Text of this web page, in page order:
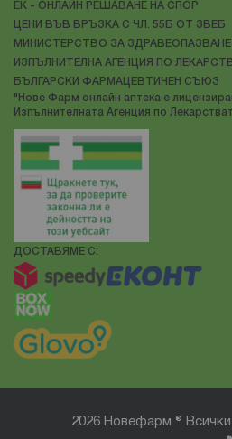
ЕК - ОНЛАЙН РЕШАВАНЕ НА СПОР
ЦЕНИ ВЪВ ВРЪЗКА С ЧЛ. 55Б ОТ ЗВЕБ
МИНИСТЕРСТВО ЗА
ИЗПЪЛНИТЕЛНА АГЕНЦИЯ ПО
БЪЛГАРСКИ ФАРМАЦЕВТИЧЕН СЪЮЗ
"Нове Фарм онлайн аптека е
Изпълнителната Агенция по
ДОСТАВЯМЕ С:
2026 Новефарм ® Всички